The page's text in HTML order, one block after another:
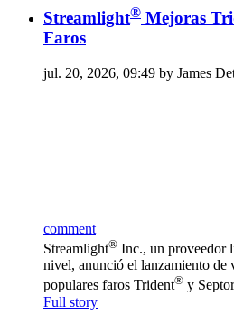
Streamlight® Mejoras
Faros
jul. 20, 2026, 09:49 by James
comment
Streamlight® Inc., un proveedor
nivel, anunció el lanzamiento de
populares faros Trident® y Septor
Full story